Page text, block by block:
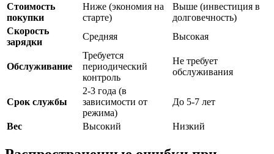
Стоимость
покупки
Ниже (экономия на
старте)
Выше (инвестиция в
долговечность)
Скорость
зарядки
Средняя Высокая
Обслуживание
Требуется
периодический
контроль
Не требует
обслуживания
Срок службы
2-3 года (в
зависимости от
режима)
До 5-7 лет
Вес Высокий Низкий